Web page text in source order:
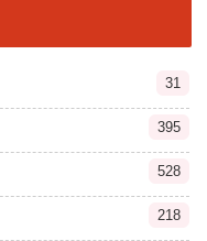
31
395
528
218